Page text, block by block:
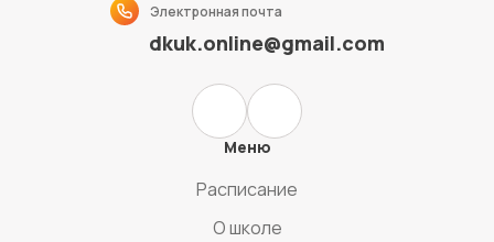
Меню
Расписание
О школе
Электронная почта
dkuk.online@gmail.com